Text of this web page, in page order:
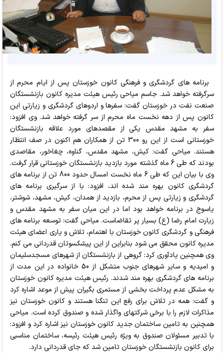
برنامه های گردشگری و فرهنگی کانون خوزستان پس از ایام محرم از
سرگرفته خواهد شد. جاسم میاحی رئیس هیئت مدیره کانون بازنشستگان
صنعت نفت در خوزستان گفت: سفرها و اردوهای گردشگری و زیارتی این
کانون پس از دهه نخست ماه محرم از سر گرفته خواهد شد. وی افزود:
سفر به مشهد مقدس یکی از مقصدهای مورد علاقه بازنشستگان
خوزستانی است از این رو 300 تن از همکاران هم اکنون در صف انتظار
هستند. میاحی گفت: کیش، مشهد مقدس، گناوه، چغاخور، مقاصدی
بودند که طی 6 ماه گذشته مورد بازدید بازنشستگان خوزستانی قرار گرفت.
وی با بیان این که طی 6 ماه نخست امسال حدود 800 تن از برنامه های
گردشگری کانون بهره مند شده اند، افزود: با از سرگیری برنامه های
گردشگری و زیارتی پس از محرم، بازدید از همدان، کیش، مشهد، شوشتر،
یاسوج در برنامه خواهد بود اما در این میان سفر به مشهد مقدس و
زیارت امام رضا (ع) بسیار پر تقاضاست. میاحی گفت: توسعه برنامه های
فرهنگی و گردشگری کانون خوزستان با اهتمام، تلاش و یاری اعضای هیئت
مدیره کانون محقق می شود بنابراین از این پیشکسوتان قدردانی می کنم.
وی همچنین یادآوری کرد: گروهی از بازنشستگان از شهرهای مسجدسلیمان
و امیدیه و سایر شهرهای جنوب متشکل از 50 خانواده در این مدت از
برنامه های گردشگری بهره مند شدند. رئیس هیئت مدیره کانون خوزستان
به مشکل عدم پرداخت بخشی از مستمری بگیران پیش از موعد اشاره کرد
و گفت: همه در تلاش برای رفع این تنگنا هستند و کانون خوزستان نیز
مذاکرات لازم را با برخی شرکتهای واگذار شده و صندوق کرده است. میاحی
همچنین به تامین ساختمان جدید کانون خوزستان نیز اشاره کرد و افزود:
با تدبیر مسئولان صندوق به ویژه رئیس هیئت رئیسه، ساختمان مناسبی
برای کانون بازنشستگان خوزستان تامین شد که جای قدردانی دارد.